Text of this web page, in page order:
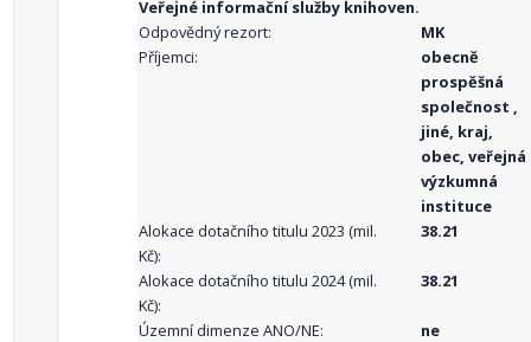
Veřejné informační služby knihoven.
Odpovědný rezort:
MK
Příjemci:
obecně
prospěšná
společnost ,
jiné, kraj,
obec, veřejná
výzkumná
instituce
Alokace dotačního titulu 2023 (mil.
Kč):
38.21
Alokace dotačního titulu 2024 (mil.
Kč):
38.21
Územní dimenze ANO/NE:
ne